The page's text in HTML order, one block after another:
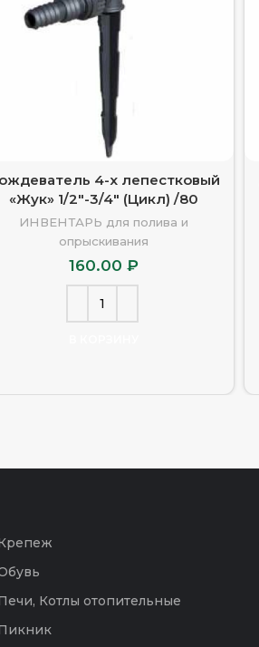
4-х лепестковый
«Жук» 1/2″-3/4″ (Цикл) /80
ИНВЕНТАРЬ для полива и
опрыскивания
160.00 ₽
Котлы отопительные